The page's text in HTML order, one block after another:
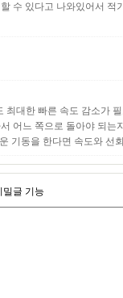
수 있다고 나와있어서
대한 빠른 속도 감소
느 쪽으로 돌아야 되
기동을 한다면 속도와 선
밀글 기능